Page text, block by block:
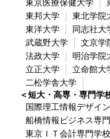
東京医療保健大学
東邦大学
東北学院
東洋大学
同志社大
武蔵野大学
文京学
法政大学
明治学院
立正大学
立命館大
二松学舎大学
＜短大・高専・専門学
国際理工情報デザイ
船橋情報ビジネス専
東京ＩＴ会計専門学